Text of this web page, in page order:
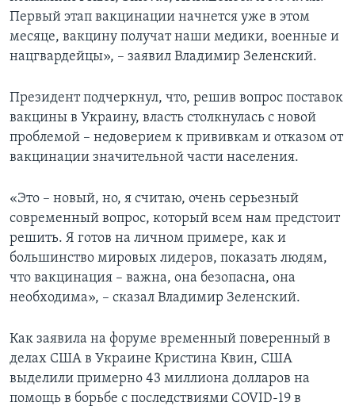
Первый этап вакцинации начнется уже в этом
месяце, вакцину получат наши медики, военные и
нацгвардейцы», – заявил Владимир Зеленский.
Президент подчеркнул, что, решив вопрос поставок
вакцины в Украину, власть столкнулась с новой
проблемой – недоверием к прививкам и отказом от
вакцинации значительной части населения.
«Это – новый, но, я считаю, очень серьезный
современный вопрос, который всем нам предстоит
решить. Я готов на личном примере, как и
большинство мировых лидеров, показать людям,
что вакцинация – важна, она безопасна, она
необходима», – сказал Владимир Зеленский.
Как заявила на форуме временный поверенный в
делах США в Украине Кристина Квин, США
выделили примерно 43 миллиона долларов на
помощь в борьбе с последствиями COVID-19 в